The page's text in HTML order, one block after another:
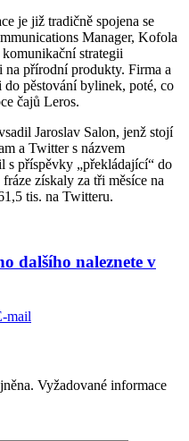
je již tradičně spojena se
Manager, Kofola
strategii
na přírodní produkty. Firma a
pěstování bylinek, poté, co
čajů Leros.
Jaroslav Salon, jenž stojí
a Twitter s názvem
s příspěvky „překládající“ do
získaly za tři měsíce na
tis. na Twitteru.
dalšího naleznete v
mail
Vyžadované informace